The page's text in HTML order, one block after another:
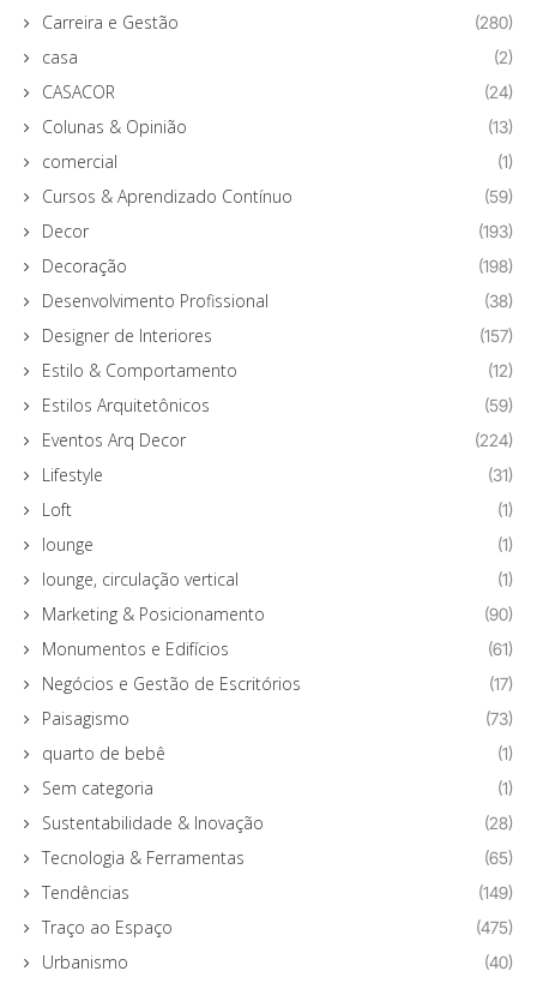
Carreira e Gestão (280)
casa (2)
CASACOR (24)
Colunas & Opinião (13)
comercial (1)
Cursos & Aprendizado Contínuo (59)
Decor (193)
Decoração (198)
Desenvolvimento Profissional (38)
Designer de Interiores (157)
Estilo & Comportamento (12)
Estilos Arquitetônicos (59)
Eventos Arq Decor (224)
Lifestyle (31)
Loft (1)
lounge (1)
lounge, circulação vertical (1)
Marketing & Posicionamento (90)
Monumentos e Edifícios (61)
Negócios e Gestão de Escritórios (17)
Paisagismo (73)
quarto de bebê (1)
Sem categoria (1)
Sustentabilidade & Inovação (28)
Tecnologia & Ferramentas (65)
Tendências (149)
Traço ao Espaço (475)
Urbanismo (40)